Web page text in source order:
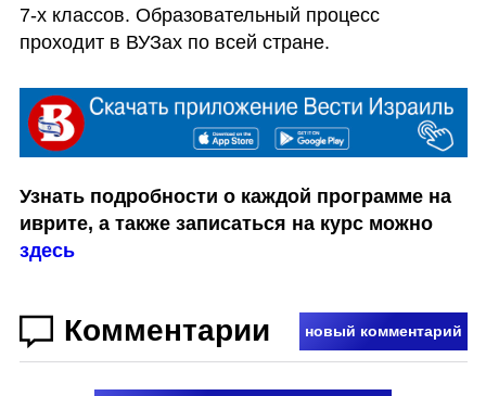
7-х классов. Образовательный процесс
проходит в ВУЗах по всей стране.
Узнать подробности о каждой программе на
иврите, а также записаться на курс можно
здесь
Комментарии новый комментарий